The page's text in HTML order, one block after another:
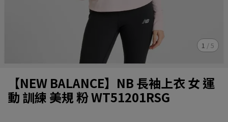
1 /5
【NEW BALANCE】NB 長袖上衣 女 運
動 訓練 美規 粉 WT51201RSG